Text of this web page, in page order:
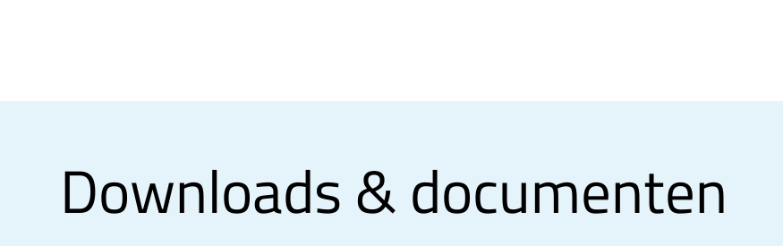
Downloads & documenten